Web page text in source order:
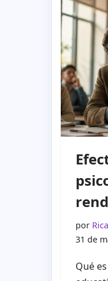
por
31 de
Qué